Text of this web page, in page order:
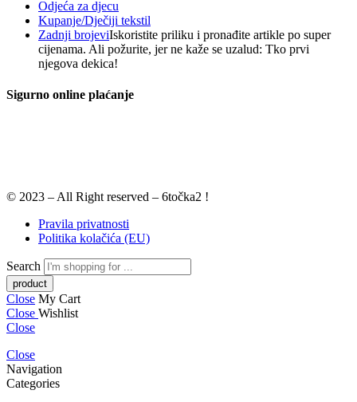
Odjeća za djecu
Kupanje/Dječiji tekstil
Zadnji brojeviIskoristite priliku i pronađite artikle po super
cijenama. Ali požurite, jer ne kaže se uzalud: Tko prvi
njegova dekica!
Sigurno online plaćanje
© 2023 – All Right reserved – 6točka2 !
Pravila privatnosti
Politika kolačića (EU)
Search
Close My Cart
Close Wishlist
Close
Close
Navigation
Categories